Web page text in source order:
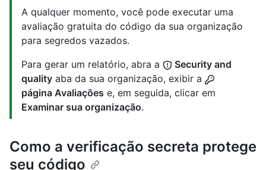
A qualquer momento, você pode executar uma
avaliação gratuita do código da sua organização
para segredos vazados.
Para gerar um relatório, abra a
Security and
quality aba da sua organização, exibir a
página Avaliações e, em seguida, clicar em
Examinar sua organização.
Como a verificação secreta protege
seu código